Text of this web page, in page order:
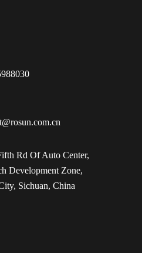
Rd Of Auto Center,
Development Zone,
Sichuan, China